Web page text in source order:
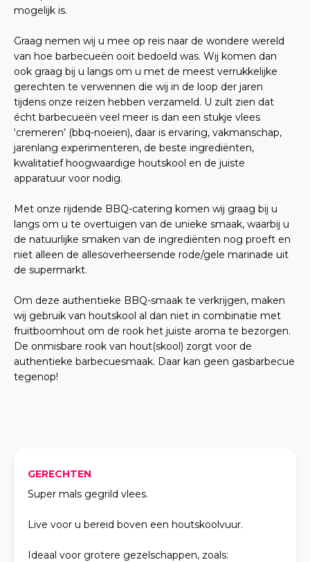
mogelijk is.
Graag nemen wij u mee op reis naar de wondere wereld
van hoe barbecueën ooit bedoeld was. Wij komen dan
ook graag bij u langs om u met de meest verrukkelijke
gerechten te verwennen die wij in de loop der jaren
tijdens onze reizen hebben verzameld. U zult zien dat
écht barbecueën veel meer is dan een stukje vlees
‘cremeren’ (bbq-noeien), daar is ervaring, vakmanschap,
jarenlang experimenteren, de beste ingrediënten,
kwalitatief hoogwaardige houtskool en de juiste
apparatuur voor nodig.
Met onze rijdende BBQ-catering komen wij graag bij u
langs om u te overtuigen van de unieke smaak, waarbij u
de natuurlijke smaken van de ingrediënten nog proeft en
niet alleen de allesoverheersende rode/gele marinade uit
de supermarkt.
Om deze authentieke BBQ-smaak te verkrijgen, maken
wij gebruik van houtskool al dan niet in combinatie met
fruitboomhout om de rook het juiste aroma te bezorgen.
De onmisbare rook van hout(skool) zorgt voor de
authentieke barbecuesmaak. Daar kan geen gasbarbecue
tegenop!
GERECHTEN
Super mals gegrild vlees.
Live voor u bereid boven een houtskoolvuur.
Ideaal voor grotere gezelschappen, zoals: